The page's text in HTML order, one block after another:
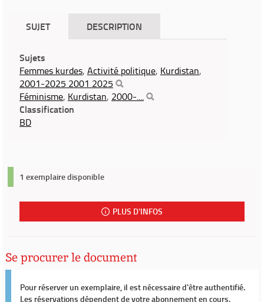
SUJET DESCRIPTION
Sujets
Femmes kurdes, Activité politique, Kurdistan,
2001-2025 2001 2025
Féminisme, Kurdistan, 2000-....
Classification
BD
1 exemplaire disponible
PLUS D'INFOS
Se procurer le document
Pour réserver un exemplaire, il est nécessaire d'être authentifié.
Les réservations dépendent de votre abonnement en cours.